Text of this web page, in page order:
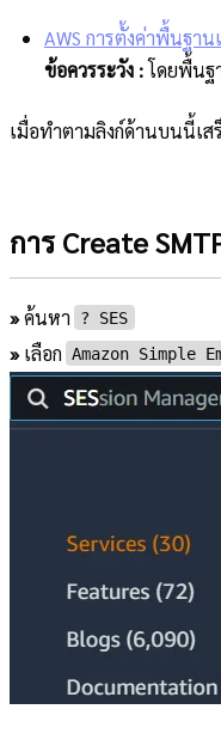
AWS การตั้งค่าพื้นฐาน
ข้อควรระวัง :โดยพื้นฐ
เมื่อทำตามลิงก์ด้านบนนี้เส
การ Create
»ค้นหา ?︎ SES
»เลือก Amazon Simple